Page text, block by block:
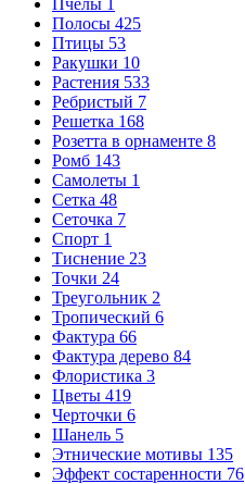
Пчелы 1
Полосы 425
Птицы 53
Ракушки 10
Растения 533
Ребристый 7
Решетка 168
Розетта в орнаменте 8
Ромб 143
Самолеты 1
Сетка 48
Сеточка 7
Спорт 1
Тиснение 23
Точки 24
Треугольник 2
Тропический 6
Фактура 66
Фактура дерево 84
Флористика 3
Цветы 419
Черточки 6
Шанель 5
Этнические мотивы 135
Эффект состаренности 76